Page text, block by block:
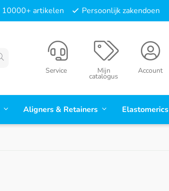
10000+ artikelen Persoonlijk zakendoen
Account
Mijn
catalogus
Service
Aligners & Retainers Elastomerics